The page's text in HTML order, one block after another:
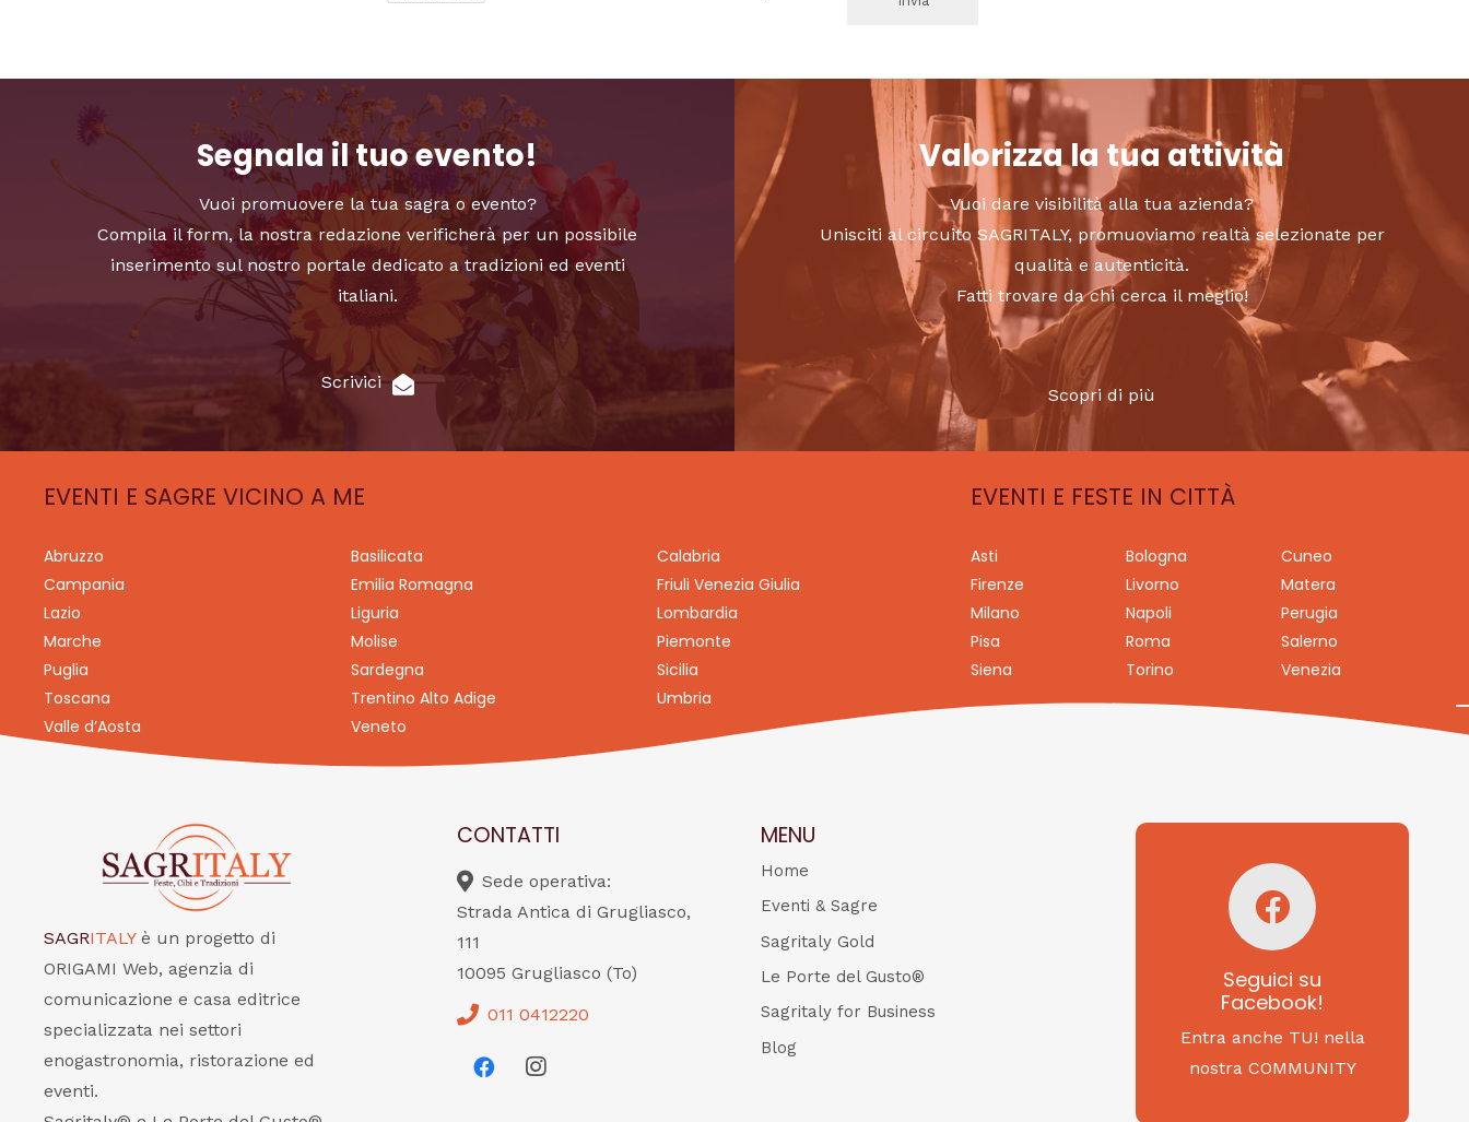
Segnala il tuo evento!
Vuoi promuovere la tua sagra o evento?
Compila il form, la nostra redazione verificherà per un possibile
inserimento sul nostro portale dedicato a tradizioni ed eventi
italiani.
Scrivici
Valorizza la tua attività
Vuoi dare visibilità alla tua azienda?
Unisciti al circuito SAGRITALY, promuoviamo realtà selezionate per
qualità e autenticità.
Fatti trovare da chi cerca il meglio!
Scopri di più
EVENTI E SAGRE VICINO A ME
Abruzzo Basilicata
Calabria
Campania
Emilia Romagna
Friuli Venezia Giulia
Lazio
Liguria
Lombardia
Marche
Molise
Piemonte
Puglia
Sardegna
Sicilia
Toscana
Trentino Alto Adige
Umbria
Valle d’Aosta
Veneto
EVENTI E FESTE IN CITTÀ
Asti Bologna
Cuneo
Firenze
Livorno
Matera
Milano
Napoli
Perugia
Pisa
Roma
Salerno
Siena
Torino Venezia
SAGRITALY è un progetto di
ORIGAMI Web, agenzia di
comunicazione e casa editrice
specializzata nei settori
enogastronomia, ristorazione ed
eventi.
CONTATTI
Sede operativa:
Strada Antica di Grugliasco,
111
10095 Grugliasco (To)
011 0412220
MENU
Home
Eventi & Sagre
Sagritaly Gold
Le Porte del Gusto®
Sagritaly for Business
Blog
Seguici su
Facebook!
Entra anche TU! nella
nostra COMMUNITY
Seguici su
Facebook!
SAGRITALY
Feste, cibi e tradizioni
da Nord a Sud...